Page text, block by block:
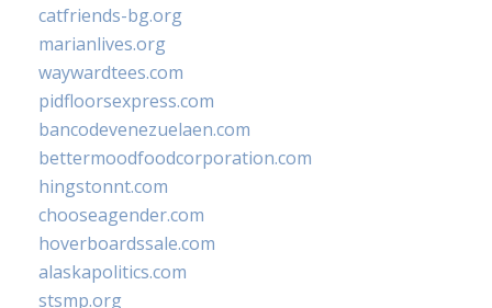
catfriends-bg.org
marianlives.org
waywardtees.com
pidfloorsexpress.com
bancodevenezuelaen.com
bettermoodfoodcorporation.com
hingstonnt.com
chooseagender.com
hoverboardssale.com
alaskapolitics.com
stsmp.org